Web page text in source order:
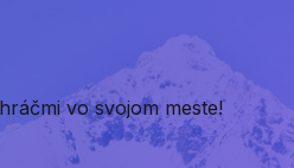
vo svojom meste!